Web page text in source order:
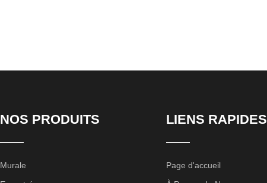
NOS PRODUITS
Murale
LIENS RAPIDES
Page d'accueil